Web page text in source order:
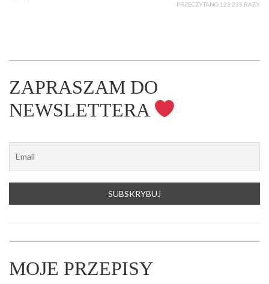
PRZECZYTANO 123 235 RAZY
ZAPRASZAM DO
NEWSLETTERA
MOJE PRZEPISY